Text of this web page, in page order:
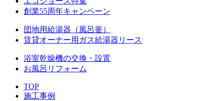
創業55周年キャンペーン
団地用給湯器（風呂釜）
賃貸オーナー用ガス給湯器リース
浴室乾燥機の交換・設置
お風呂リフォーム
TOP
施工事例